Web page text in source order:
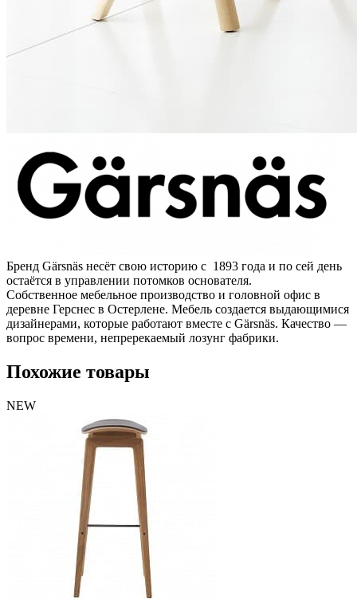
Бренд Gärsnäs несёт свою историю с 1893 года и по сей день
остаётся в управлении потомков основателя.
Собственное мебельное производство и головной офис в
деревне Герснес в Остерлене. Мебель создается выдающимися
дизайнерами, которые работают вместе с Gärsnäs. Качество —
вопрос времени, непререкаемый лозунг фабрики.
Похожие товары
NEW